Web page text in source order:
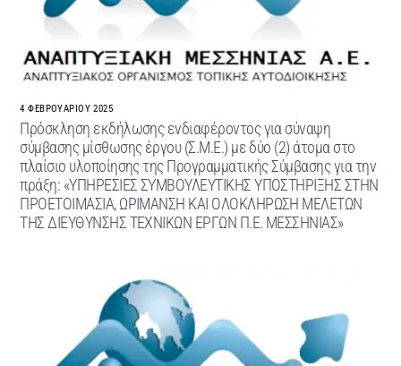
4 ΦΕΒΡΟΥΑΡΊΟΥ 2025
Πρόσκληση εκδήλωσης ενδιαφέροντος για σύναψη
σύμβασης μίσθωσης έργου (Σ.Μ.Ε.) με δύο (2) άτομα στο
πλαίσιο υλοποίησης της Προγραμματικής Σύμβασης για την
πράξη: «ΥΠΗΡΕΣΙΕΣ ΣΥΜΒΟΥΛΕΥΤΙΚΗΣ ΥΠΟΣΤΗΡΙΞΗΣ ΣΤΗΝ
ΠΡΟΕΤΟΙΜΑΣΙΑ, ΩΡΙΜΑΝΣΗ ΚΑΙ ΟΛΟΚΛΗΡΩΣΗ ΜΕΛΕΤΩΝ
ΤΗΣ ΔΙΕΥΘΥΝΣΗΣ ΤΕΧΝΙΚΩΝ ΕΡΓΩΝ Π.Ε. ΜΕΣΣΗΝΙΑΣ»